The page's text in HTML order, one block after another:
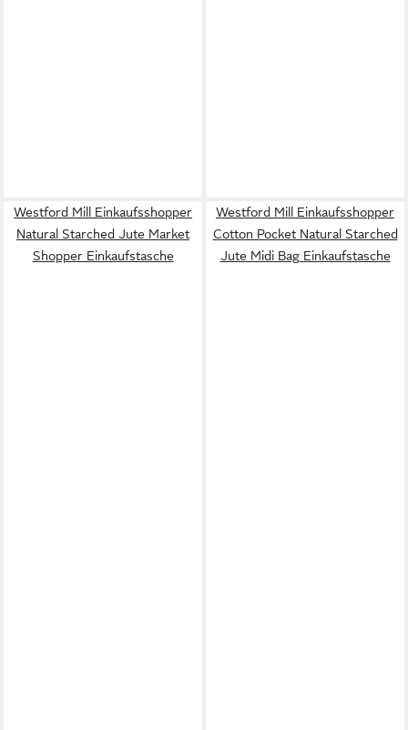
Westford Mill Einkaufsshopper
Natural Starched Jute Market
Shopper Einkaufstasche
Westford Mill Einkaufsshopper
Cotton Pocket Natural Starched
Jute Midi Bag Einkaufstasche